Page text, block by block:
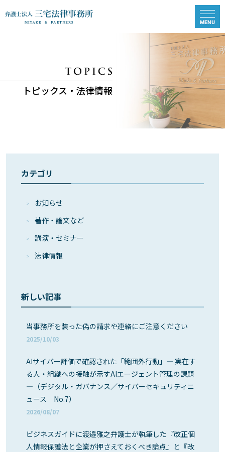
トピックス・法律情報
カテゴリ
お知らせ
著作・論⽂など
講演・セミナー
法律情報
新しい記事
当事務所を装った偽の請求や連絡にご注意ください
2025/10/03
AIサイバー評価で確認された「範囲外行動」― 実在す
る人・組織への接触が示すAIエージェント管理の課題
―（デジタル・ガバナンス／サイバーセキュリティニ
ュース No.7）
2026/08/07
ビジネスガイドに渡邉雅之弁護士が執筆した『改正個
人情報保護法と企業が押さえておくべき論点』と『改